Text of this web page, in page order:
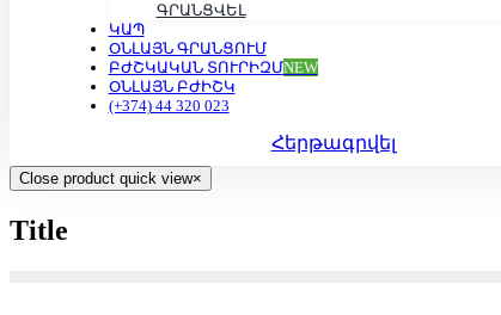
ԳՐԱՆՑՎԵԼ
ԿԱՊ
ՕՆԼԱՅՆ ԳՐԱՆՑՈՒՄ
ԲԺՇԿԱԿԱՆ ՏՈՒՐԻԶՄNEW
ՕՆԼԱՅՆ ԲԺԻՇԿ
(+374) 44 320 023
Հերթագրվել
Close product quick view×
Title